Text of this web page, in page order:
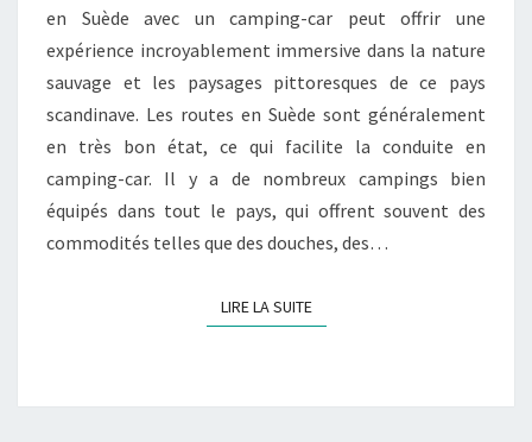
en Suède avec un camping-car peut offrir une
expérience incroyablement immersive dans la nature
sauvage et les paysages pittoresques de ce pays
scandinave. Les routes en Suède sont généralement
en très bon état, ce qui facilite la conduite en
camping-car. Il y a de nombreux campings bien
équipés dans tout le pays, qui offrent souvent des
commodités telles que des douches, des…
LIRE LA SUITELIRE LA SUITE